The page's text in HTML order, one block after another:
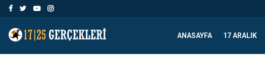
ANASAYFA 17 ARALIK